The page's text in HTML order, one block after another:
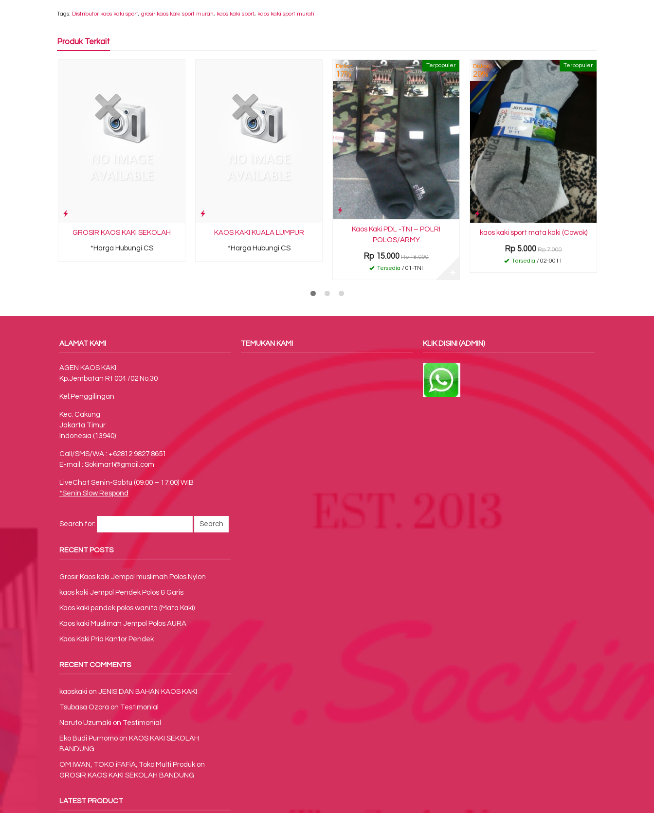
Tags: Distributor kaos kaki sport, grosir kaos kaki sport murah, kaos kaki sport, kaos kaki sport murah
Produk Terkait
GROSIR KAOS KAKI SEKOLAH
*Harga Hubungi CS
KAOS KAKI KUALA LUMPUR
*Harga Hubungi CS
Terpopuler
Diskon
17%
Kaos Kaki PDL -TNI – POLRI
POLOS/ARMY
Rp 15.000 Rp 18.000
Tersedia / 01-TNI
Terpopuler
Diskon
29%
kaos kaki sport mata kaki (Cowok)
Rp 5.000 Rp 7.000
Tersedia / 02-0011
ALAMAT KAMI
AGEN KAOS KAKI
Kp.Jembatan Rt 004 /02 No.30
Kel.Penggilingan
Kec. Cakung
Jakarta Timur
Indonesia (13940)
Call/SMS/WA : +62812 9827 8651
E-mail : Sokimart@gmail.com
LiveChat Senin-Sabtu (09:00 – 17:00) WIB
*Senin Slow Respond
Search for:
RECENT POSTS
Grosir Kaos kaki Jempol muslimah Polos Nylon
kaos kaki Jempol Pendek Polos & Garis
Kaos kaki pendek polos wanita (Mata Kaki)
Kaos kaki Muslimah Jempol Polos AURA
Kaos Kaki Pria Kantor Pendek
RECENT COMMENTS
kaoskaki on JENIS DAN BAHAN KAOS KAKI
Tsubasa Ozora on Testimonial
Naruto Uzumaki on Testimonial
Eko Budi Purnomo on KAOS KAKI SEKOLAH
BANDUNG
OM IWAN, TOKO iFAFiA, Toko Multi Produk on
GROSIR KAOS KAKI SEKOLAH BANDUNG
LATEST PRODUCT
TEMUKAN KAMI KLIK DISINI (ADMIN)